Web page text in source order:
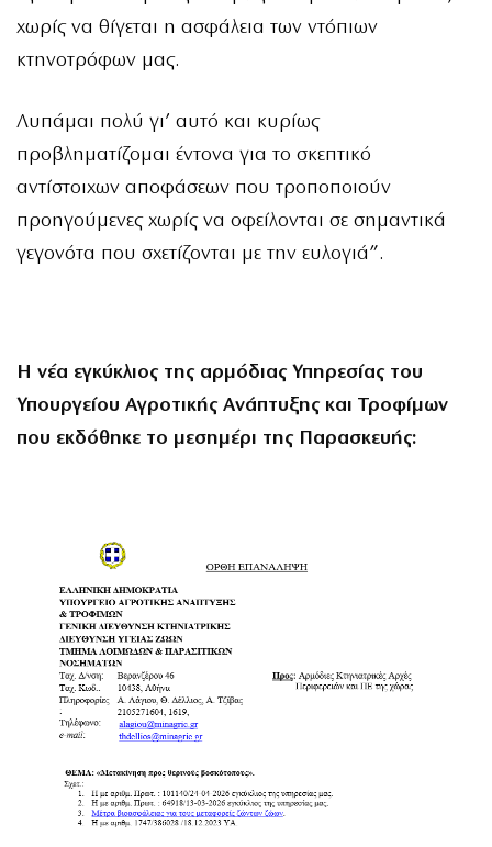
χωρίς να θίγεται η ασφάλεια των ντόπιων
κτηνοτρόφων μας.
Λυπάμαι πολύ γι’ αυτό και κυρίως
προβληματίζομαι έντονα για το σκεπτικό
αντίστοιχων αποφάσεων που τροποποιούν
προηγούμενες χωρίς να οφείλονται σε σημαντικά
γεγονότα που σχετίζονται με την ευλογιά”.
H νέα εγκύκλιος της αρμόδιας Υπηρεσίας του
Υπουργείου Αγροτικής Ανάπτυξης και Τροφίμων
που εκδόθηκε το μεσημέρι της Παρασκευής: